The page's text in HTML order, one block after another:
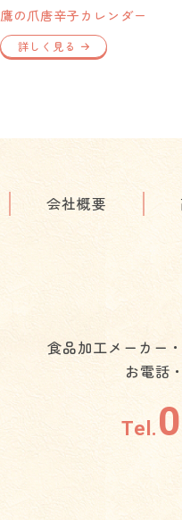
鷹の爪唐辛子カレンダー
詳しく見る
会社概要
食品加工メーカー
お電話
Tel.